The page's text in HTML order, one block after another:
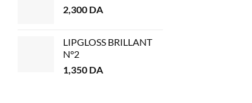
2,300 DA
LIPGLOSS BRILLANT
N°2
1,350 DA